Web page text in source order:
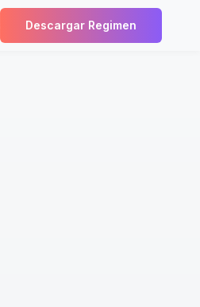
Descargar Regimen